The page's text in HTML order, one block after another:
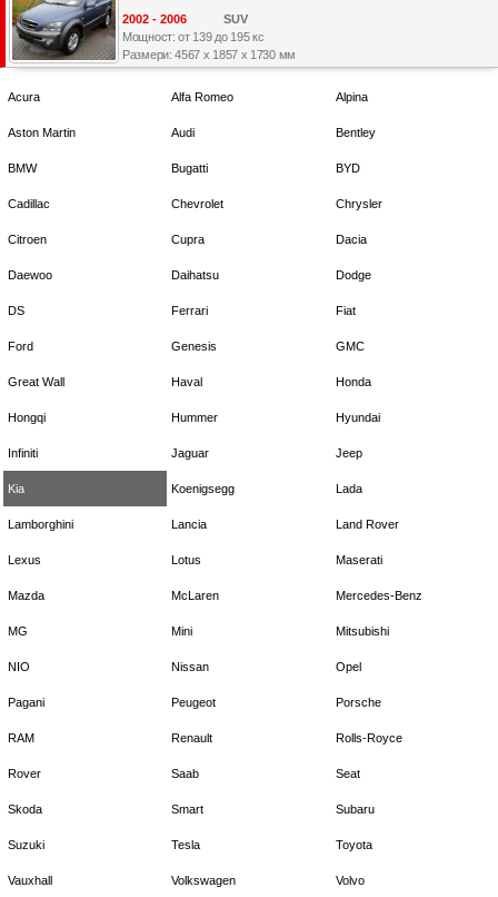
2002 - 2006
SUV
Мощност: от 139 до 195 кс
Размери: 4567 x 1857 x 1730 мм
Acura Alfa Romeo Alpina
Aston Martin Audi Bentley
BMW Bugatti BYD
Cadillac Chevrolet Chrysler
Citroen Cupra Dacia
Daewoo Daihatsu Dodge
DS Ferrari Fiat
Ford Genesis GMC
Great Wall Haval Honda
Hongqi Hummer Hyundai
Infiniti Jaguar Jeep
Kia Koenigsegg Lada
Lamborghini Lancia Land Rover
Lexus Lotus Maserati
Mazda McLaren Mercedes-Benz
MG Mini Mitsubishi
NIO Nissan Opel
Pagani Peugeot Porsche
RAM Renault Rolls-Royce
Rover Saab Seat
Skoda Smart Subaru
Suzuki Tesla Toyota
Vauxhall Volkswagen Volvo